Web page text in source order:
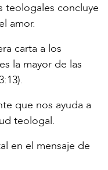
teologales concluye
amor.
carta a los
la mayor de las
que nos ayuda a
teologal.
en el mensaje de